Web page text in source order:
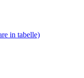
in tabelle)